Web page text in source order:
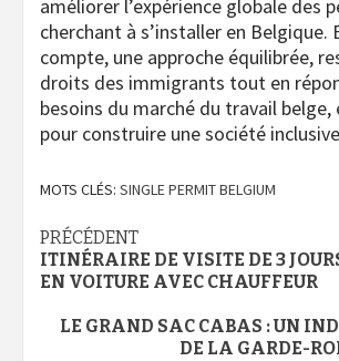
améliorer l’expérience globale des
cherchant à s’installer en Belgique.
compte, une approche équilibrée,
droits des immigrants tout en
besoins du marché du travail
pour construire une société
MOTS CLÉS: SINGLE PERMIT BELGIUM
Navigation
d’article
PRÉCÉDENT
ITINÉRAIRE DE VISITE DE 3
EN VOITURE AVEC CHAUFFEUR
LE GRAND SAC CABAS : UN
DE LA GARDE-